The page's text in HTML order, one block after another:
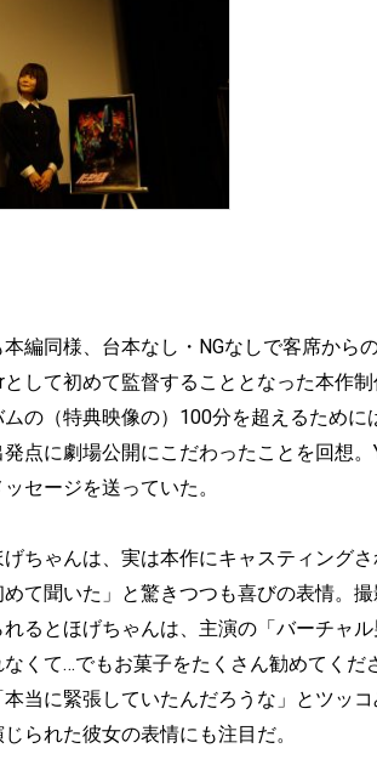
編同様、台本なし・NGなしで客席から
として初めて監督することとなった本作
ムの（特典映像の）100分を超えるため
点に劇場公開にこだわったことを回想
セージを送っていた。
ちゃんは、実は本作にキャスティング
て聞いた」と驚きつつも喜びの表情。
るとほげちゃんは、主演の「バーチャ
くて…でもお菓子をたくさん勧めてく
当に緊張していたんだろうな」とツッ
られた彼女の表情にも注目だ。